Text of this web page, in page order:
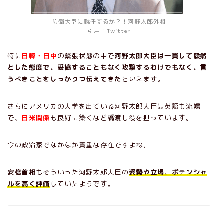
防衛大臣に就任するか？！河野太郎外相
引用：Twitter
特に 日韓・日中の緊張状態の中で河野太郎大臣は一貫して毅然
とした態度で、妥協することもなく攻撃するわけでもなく、言
うべきことをしっかりつ伝えてきた といえます。
さらにアメリカの大学を出ている河野太郎大臣は英語も流暢
で、 日米関係も良好に築くなど橋渡し役を担っています。
今の政治家でなかなか貴重な存在ですよね。
安倍首相もそういった河野太郎大臣の姿勢や立場、ポテンシャ
ルを高く評価していたようです。